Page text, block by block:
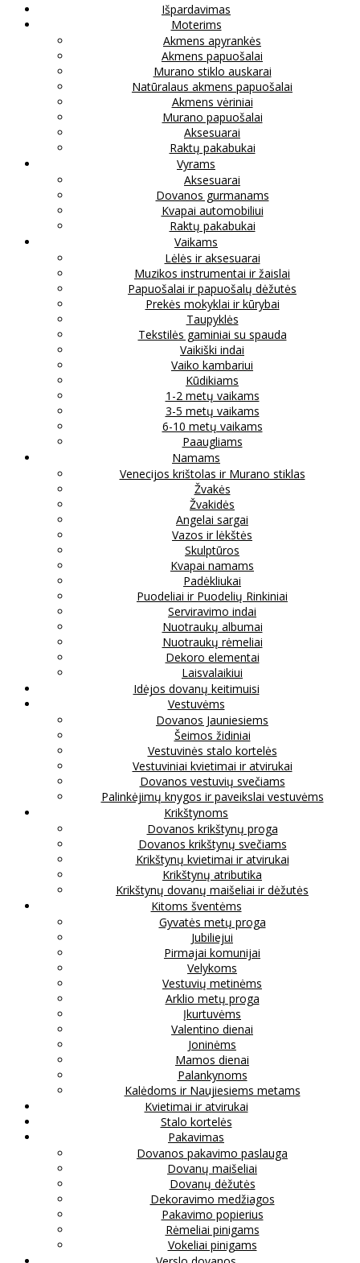
Išpardavimas
Moterims
Akmens apyrankės
Akmens papuošalai
Murano stiklo auskarai
Natūralaus akmens papuošalai
Akmens vėriniai
Murano papuošalai
Aksesuarai
Raktų pakabukai
Vyrams
Aksesuarai
Dovanos gurmanams
Kvapai automobiliui
Raktų pakabukai
Vaikams
Lėlės ir aksesuarai
Muzikos instrumentai ir žaislai
Papuošalai ir papuošalų dėžutės
Prekės mokyklai ir kūrybai
Taupyklės
Tekstilės gaminiai su spauda
Vaikiški indai
Vaiko kambariui
Kūdikiams
1-2 metų vaikams
3-5 metų vaikams
6-10 metų vaikams
Paaugliams
Namams
Venecijos krištolas ir Murano stiklas
Žvakės
Žvakidės
Angelai sargai
Vazos ir lėkštės
Skulptūros
Kvapai namams
Padėkliukai
Puodeliai ir Puodelių Rinkiniai
Serviravimo indai
Nuotraukų albumai
Nuotraukų rėmeliai
Dekoro elementai
Laisvalaikiui
Idėjos dovanų keitimuisi
Vestuvėms
Dovanos Jauniesiems
Šeimos židiniai
Vestuvinės stalo kortelės
Vestuviniai kvietimai ir atvirukai
Dovanos vestuvių svečiams
Palinkėjimų knygos ir paveikslai vestuvėms
Krikštynoms
Dovanos krikštynų proga
Dovanos krikštynų svečiams
Krikštynų kvietimai ir atvirukai
Krikštynų atributika
Krikštynų dovanų maišeliai ir dėžutės
Kitoms šventėms
Gyvatės metų proga
Jubiliejui
Pirmajai komunijai
Velykoms
Vestuvių metinėms
Arklio metų proga
Įkurtuvėms
Valentino dienai
Joninėms
Mamos dienai
Palankynoms
Kalėdoms ir Naujiesiems metams
Kvietimai ir atvirukai
Stalo kortelės
Pakavimas
Dovanos pakavimo paslauga
Dovanų maišeliai
Dovanų dėžutės
Dekoravimo medžiagos
Pakavimo popierius
Rėmeliai pinigams
Vokeliai pinigams